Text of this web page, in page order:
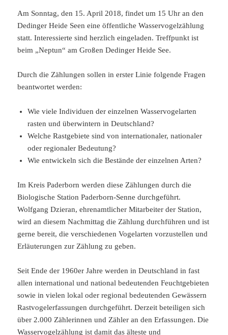
Am Sonntag, den 15. April 2018, findet um 15 Uhr an den
Dedinger Heide Seen eine öffentliche Wasservogelzählung
statt. Interessierte sind herzlich eingeladen. Treffpunkt ist
beim „Neptun“ am Großen Dedinger Heide See.
Durch die Zählungen sollen in erster Linie folgende Fragen
beantwortet werden:
Wie viele Individuen der einzelnen Wasservogelarten
rasten und überwintern in Deutschland?
Welche Rastgebiete sind von internationaler, nationaler
oder regionaler Bedeutung?
Wie entwickeln sich die Bestände der einzelnen Arten?
Im Kreis Paderborn werden diese Zählungen durch die
Biologische Station Paderborn-Senne durchgeführt.
Wolfgang Dzieran, ehrenamtlicher Mitarbeiter der Station,
wird an diesem Nachmittag die Zählung durchführen und ist
gerne bereit, die verschiedenen Vogelarten vorzustellen und
Erläuterungen zur Zählung zu geben.
Seit Ende der 1960er Jahre werden in Deutschland in fast
allen international und national bedeutenden Feuchtgebieten
sowie in vielen lokal oder regional bedeutenden Gewässern
Rastvogelerfassungen durchgeführt. Derzeit beteiligen sich
über 2.000 Zählerinnen und Zähler an den Erfassungen. Die
Wasservogelzählung ist damit das älteste und